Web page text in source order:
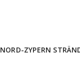
NORD-ZYPERN